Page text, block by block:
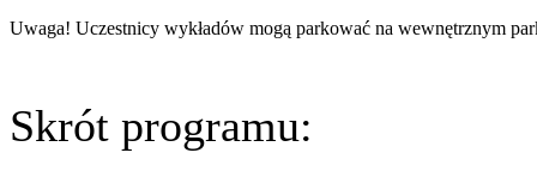
Uwaga! Uczestnicy wykładów mogą parkować na wewnętrznym
Skrót programu: